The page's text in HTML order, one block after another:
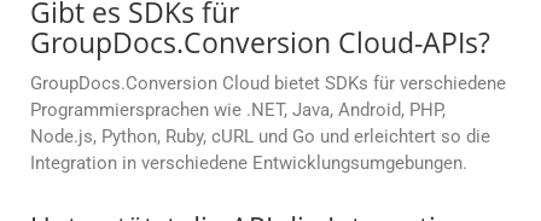
Gibt es SDKs für
GroupDocs.Conversion Cloud-APIs?
GroupDocs.Conversion Cloud bietet SDKs für verschiedene
Programmiersprachen wie .NET, Java, Android, PHP,
Node.js, Python, Ruby, cURL und Go und erleichtert so die
Integration in verschiedene Entwicklungsumgebungen.